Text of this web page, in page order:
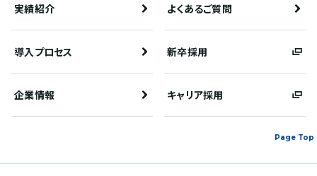
実績紹介 よくあるご質問
導入プロセス 新卒採用
企業情報 キャリア採用
Page Top